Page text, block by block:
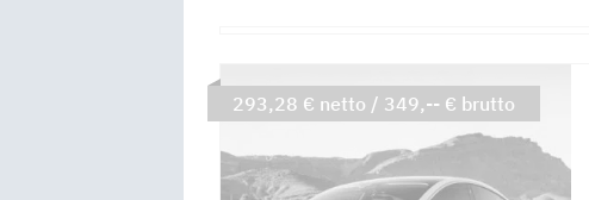
293,28 € netto / 349,-- € brutto